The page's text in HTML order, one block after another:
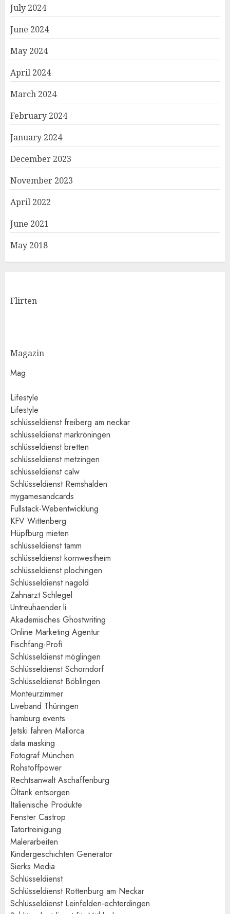
July 2024
June 2024
May 2024
April 2024
March 2024
February 2024
January 2024
December 2023
November 2023
April 2022
June 2021
May 2018
Flirten
Magazin
Mag
Lifestyle
Lifestyle
schlüsseldienst freiberg am neckar
schlüsseldienst markröningen
schlüsseldienst bretten
schlüsseldienst metzingen
schlüsseldienst calw
Schlüsseldienst Remshalden
mygamesandcards
Fullstack-Webentwicklung
KFV Wittenberg
Hüpfburg mieten
schlüsseldienst tamm
schlüsseldienst kornwestheim
schlüsseldienst plochingen
Schlüsseldienst nagold
Zahnarzt Schlegel
Untreuhaender.li
Akademisches Ghostwriting
Online Marketing Agentur
Fischfang-Profi
Schlüsseldienst möglingen
Schlüsseldienst Schorndorf
Schlüsseldienst Böblingen
Monteurzimmer
Liveband Thüringen
hamburg events
Jetski fahren Mallorca
data masking
Fotograf München
Rohstoffpower
Rechtsanwalt Aschaffenburg
Öltank entsorgen
Italienische Produkte
Fenster Castrop
Tatortreinigung
Malerarbeiten
Kindergeschichten Generator
Sierks Media
Schlüsseldienst
Schlüsseldienst Rottenburg am Neckar
Schlüsseldienst Leinfelden-echterdingen